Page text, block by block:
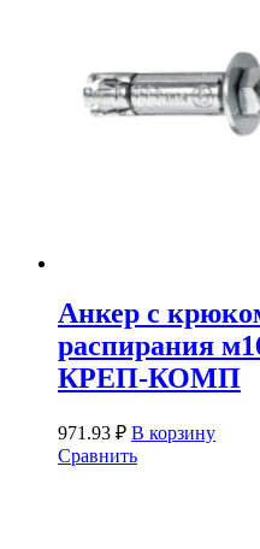
Анкер с
распирания
КРЕП-КОМП
971.93 ₽ В корзину
Сравнить